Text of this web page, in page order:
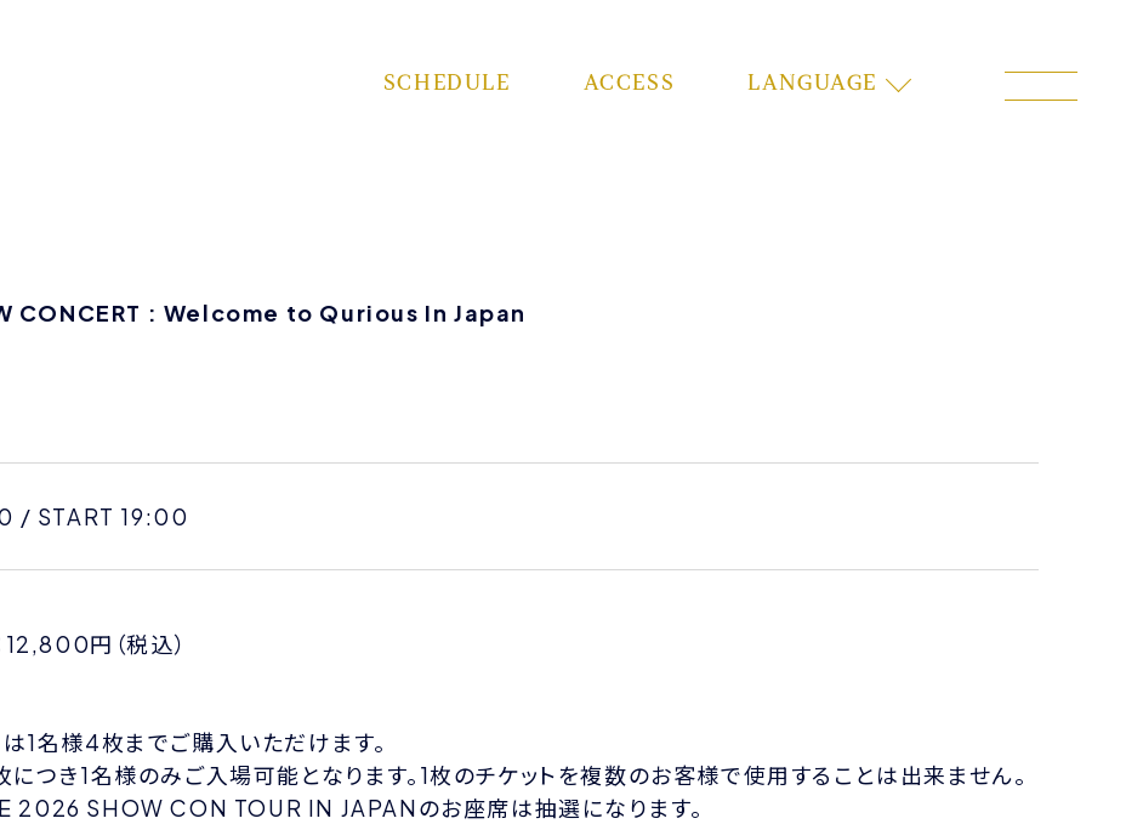
SCHEDULE ACCESS LANGUAGE
CONCERT : Welcome to Qurious In Japan
/ START 19:00
円（税込）
1名様4枚までご購入いただけます。
につき1名様のみご入場可能となります。1枚のチケットを複数のお客様で使用することは出来ません。
SHOW CON TOUR IN JAPANのお座席は抽選になります。